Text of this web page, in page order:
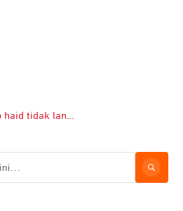
Tag: Penyebab haid tidak lancar